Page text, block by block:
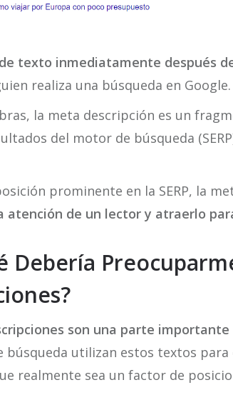
texto inmediatamente después
realiza una búsqueda en Google.
la meta descripción es un
del motor de búsqueda
prominente en la SERP, la
atención de un lector y atraerlo
Debería
son una parte
búsqueda utilizan estos textos
realmente sea un factor de